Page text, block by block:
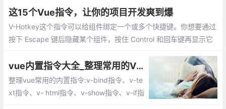
这15个Vue指令，让你的项目开发爽到爆
V-Hotkey这个指令可以给组件绑定一个或多个快捷键。你想要通过
按下 Escape 键后隐藏某个组件，按住 Control 和回车键再显示它
可以轻松实现。
vue内置指令大全_整理常用的Vue内置指令
整理vue常用的内置指令:v-bind指令、v-te
xt指令、v- html指令、v-show指令、v-if指